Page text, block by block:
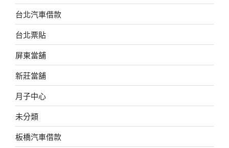
台北汽車借款
台北票貼
屏東當舖
新莊當舖
月子中心
未分類
板橋汽車借款